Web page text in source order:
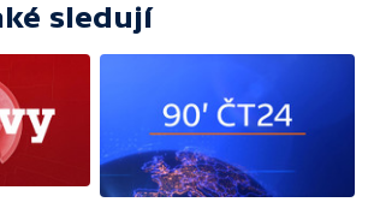
sledují